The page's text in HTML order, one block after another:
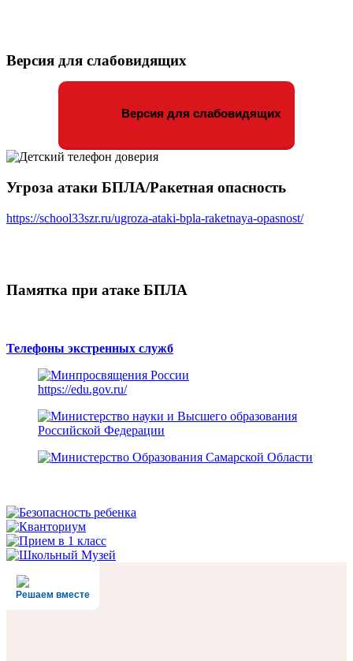
Версия для слабовидящих
Версия для слабовидящих
Угроза атаки БПЛА/Ракетная опасность
https://school33szr.ru/ugroza-ataki-bpla-raketnaya-opasnost/
Памятка при атаке БПЛА
Телефоны экстренных служб
https://edu.gov.ru/
Решаем вместе